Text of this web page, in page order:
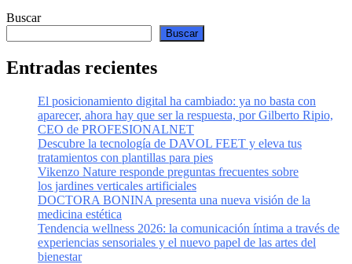
Buscar
Buscar
Entradas recientes
El posicionamiento digital ha cambiado: ya no basta con
aparecer, ahora hay que ser la respuesta, por Gilberto Ripio,
CEO de PROFESIONALNET
Descubre la tecnología de DAVOL FEET y eleva tus
tratamientos con plantillas para pies
Vikenzo Nature responde preguntas frecuentes sobre
los jardines verticales artificiales
DOCTORA BONINA presenta una nueva visión de la
medicina estética
Tendencia wellness 2026: la comunicación íntima a través de
experiencias sensoriales y el nuevo papel de las artes del
bienestar